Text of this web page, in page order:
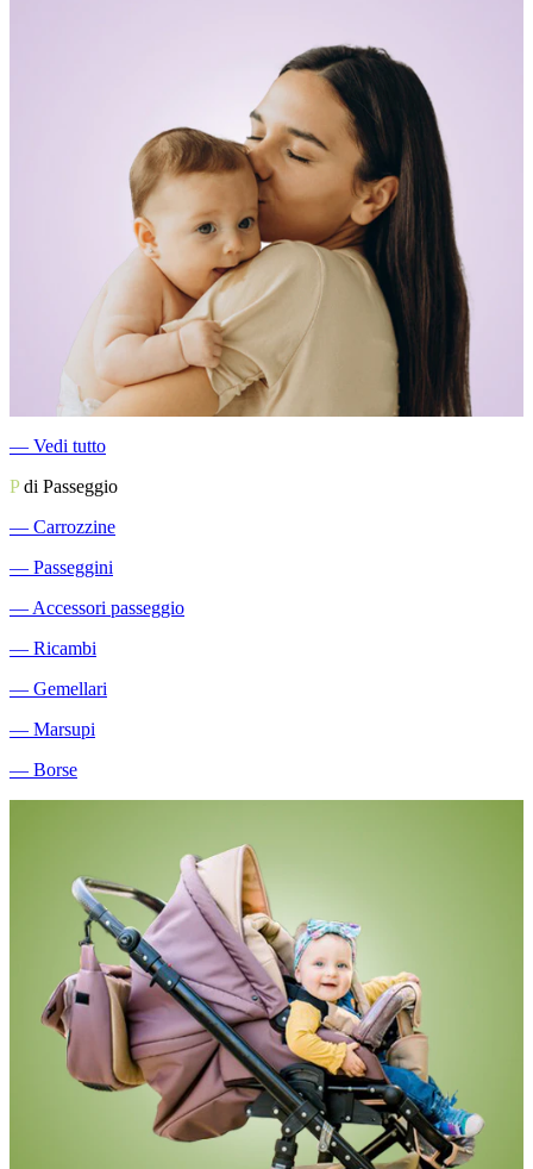
― Vedi tutto
Pdi Passeggio
― Carrozzine
― Passeggini
― Accessori passeggio
― Ricambi
― Gemellari
― Marsupi
― Borse